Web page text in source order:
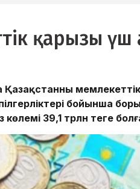
қарызы үш
бойынша
39,1 трлн теңге